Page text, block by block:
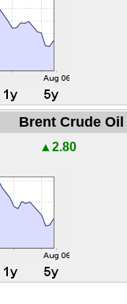
Brent Crude Oil
▲2.80